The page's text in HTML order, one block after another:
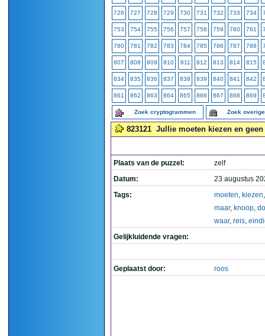
726 727 728 729 730 731 732 733 734
753 754 755 756 757 758 759 760 761
780 781 782 783 784 785 786 787 788
807 808 809 810 811 812 813 814 815
834 835 836 837 838 839 840 841 842
861 862 863 864 865 866 867 868 869
Zoek cryptogrammen Zoek
823121 Jullie moeten kiezen en
Plaats van de puzzel:
zelf
Datum:
23 augustus
Tags:
moeten, kiezen
maar, knoop,
waar, reis,
Gelijkluidende vragen:
Geplaatst door: roos